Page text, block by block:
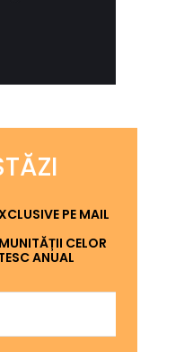
PE MAIL
CELOR
ANUAL